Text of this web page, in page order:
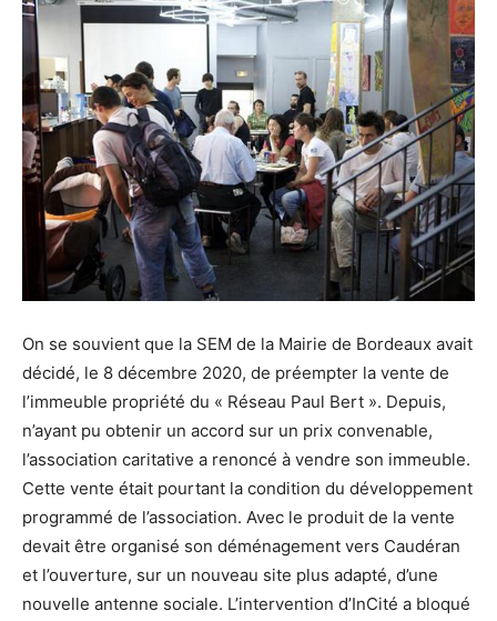
On se souvient que la SEM de la Mairie de Bordeaux avait
décidé, le 8 décembre 2020, de préempter la vente de
l’immeuble propriété du « Réseau Paul Bert ». Depuis,
n’ayant pu obtenir un accord sur un prix convenable,
l’association caritative a renoncé à vendre son immeuble.
Cette vente était pourtant la condition du développement
programmé de l’association. Avec le produit de la vente
devait être organisé son déménagement vers Caudéran
et l’ouverture, sur un nouveau site plus adapté, d’une
nouvelle antenne sociale. L’intervention d’InCité a bloqué